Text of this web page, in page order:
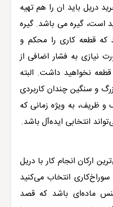
دریل باید ان را هم تهیه
است، گیره می باشد. گیره
که قطعه کاری را محکم و
نیازی به فشار اضافی از
نخواهید داشت. البته
و سنگین چندان کاربردی
ظریف، به ویژه زمانی که
انتخابی ایده‌آل باشد.
ارکان انجام کار با دریل
انتخاب می‌کنید
ماده‌ای باشد که قصد